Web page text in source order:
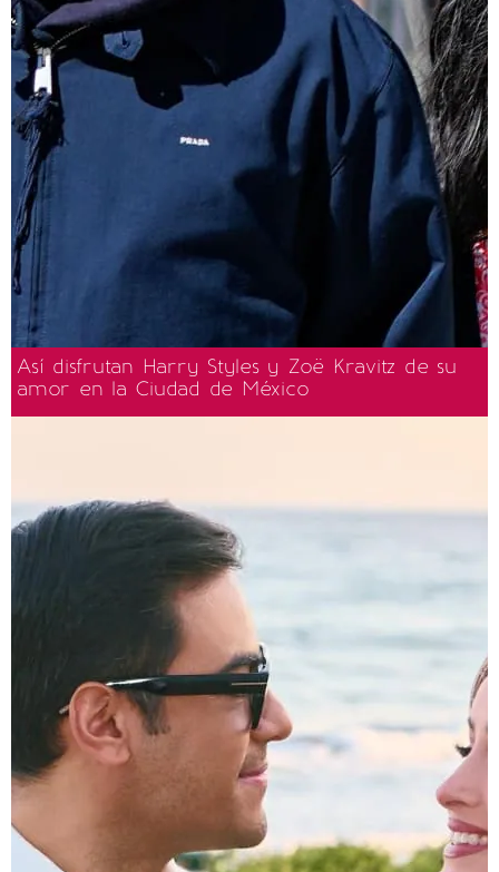
Así disfrutan Harry Styles y Zoë Kravitz de su
amor en la Ciudad de México